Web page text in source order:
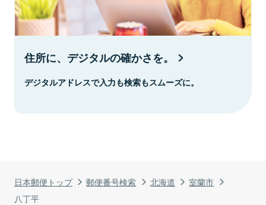
日本郵便トップ 郵便番号検索 北海道
室蘭市
八丁平
住所に、デジタルの確かさを。
デジタルアドレスで入力も検索もスムーズに。